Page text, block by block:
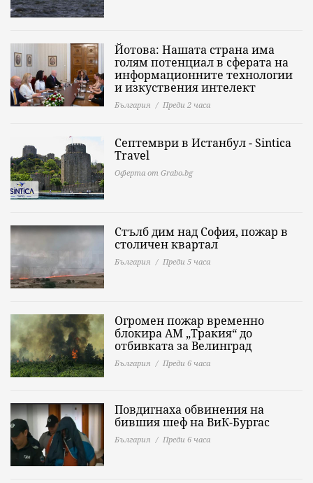
Йотова: Нашата страна има
голям потенциал в сферата на
информационните технологии
и изкуствения интелект
България Преди 2 часа
Септември в Истанбул - Sintica
Travel
Оферта от Grabo.bg
Стълб дим над София, пожар в
столичен квартал
България Преди 5 часа
Огромен пожар временно
блокира АМ „Тракия“ до
отбивката за Велинград
България Преди 6 часа
Повдигнаха обвинения на
бившия шеф на ВиК-Бургас
България Преди 6 часа